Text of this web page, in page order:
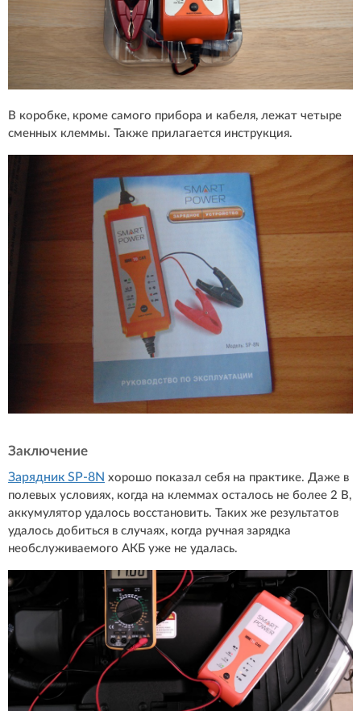
В коробке, кроме самого прибора и кабеля, лежат четыре
сменных клеммы. Также прилагается инструкция.
Заключение
Зарядник SP-8N хорошо показал себя на практике. Даже в
полевых условиях, когда на клеммах осталось не более 2 В,
аккумулятор удалось восстановить. Таких же результатов
удалось добиться в случаях, когда ручная зарядка
необслуживаемого АКБ уже не удалась.